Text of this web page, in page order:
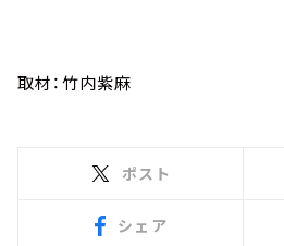
取材：竹内紫麻
ポスト
シェア